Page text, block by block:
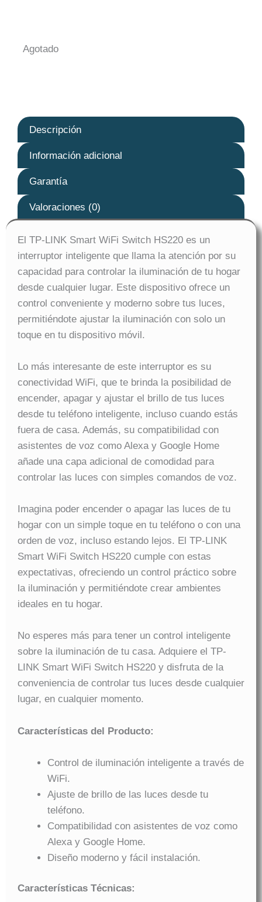
Agotado
Descripción
Información adicional
Garantía
Valoraciones (0)
El TP-LINK Smart WiFi Switch HS220 es un
interruptor inteligente que llama la atención por su
capacidad para controlar la iluminación de tu hogar
desde cualquier lugar. Este dispositivo ofrece un
control conveniente y moderno sobre tus luces,
permitiéndote ajustar la iluminación con solo un
toque en tu dispositivo móvil.
Lo más interesante de este interruptor es su
conectividad WiFi, que te brinda la posibilidad de
encender, apagar y ajustar el brillo de tus luces
desde tu teléfono inteligente, incluso cuando estás
fuera de casa. Además, su compatibilidad con
asistentes de voz como Alexa y Google Home
añade una capa adicional de comodidad para
controlar las luces con simples comandos de voz.
Imagina poder encender o apagar las luces de tu
hogar con un simple toque en tu teléfono o con una
orden de voz, incluso estando lejos. El TP-LINK
Smart WiFi Switch HS220 cumple con estas
expectativas, ofreciendo un control práctico sobre
la iluminación y permitiéndote crear ambientes
ideales en tu hogar.
No esperes más para tener un control inteligente
sobre la iluminación de tu casa. Adquiere el TP-
LINK Smart WiFi Switch HS220 y disfruta de la
conveniencia de controlar tus luces desde cualquier
lugar, en cualquier momento.
Características del Producto:
Control de iluminación inteligente a través de
WiFi.
Ajuste de brillo de las luces desde tu
teléfono.
Compatibilidad con asistentes de voz como
Alexa y Google Home.
Diseño moderno y fácil instalación.
Características Técnicas: